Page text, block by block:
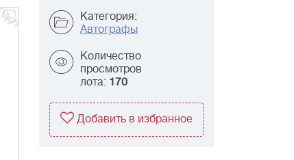
Категория:
Автографы
Количество
просмотров
лота: 170
Добавить в избранное